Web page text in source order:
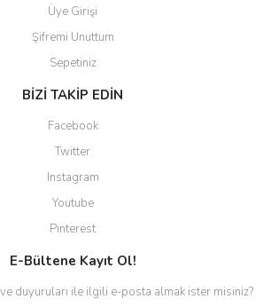
Üye Girişi
Şifremi Unuttum
Sepetiniz
BİZİ TAKİP EDİN
Facebook
Twitter
Instagram
Youtube
Pinterest
E-Bültene Kayıt Ol!
ve duyuruları ile ilgili e-posta almak ister misiniz?